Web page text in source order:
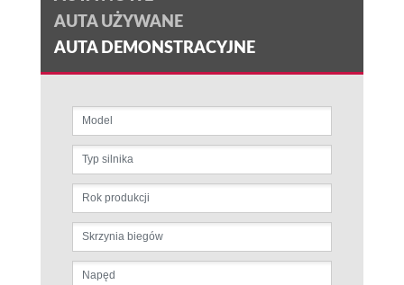
AUTA UŻYWANE
AUTA DEMONSTRACYJNE